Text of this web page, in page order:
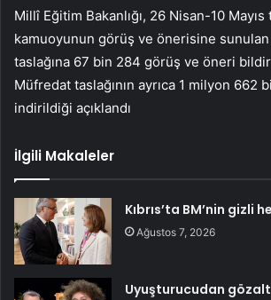
Millî Eğitim Bakanlığı, 26 Nisan-10
kamuoyunun görüş ve önerisine
taslağına 67 bin 284 görüş ve öneri
Müfredat taslağının ayrıca 1 milyon 662
indirildiği açıklandı
İlgili Makaleler
Kıbrıs’ta BM’nin gizli
Ağustos 7, 2026
Uyuşturucudan